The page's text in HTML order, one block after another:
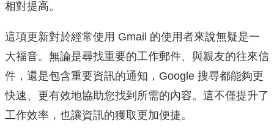
相對提高。
這項更新對於經常使用 Gmail 的使用者來說無疑是一
大福音。無論是尋找重要的工作郵件、與親友的往來信
件，還是包含重要資訊的通知，Google 搜尋都能夠更
快速、更有效地協助您找到所需的內容。這不僅提升了
工作效率，也讓資訊的獲取更加便捷。